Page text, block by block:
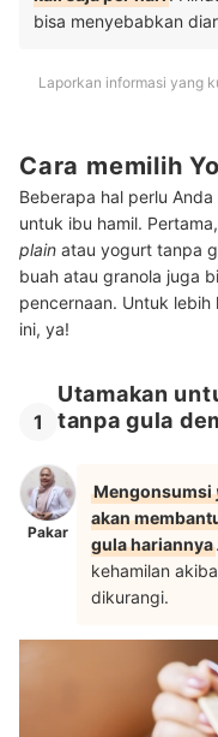
bisa menyebabkan
Laporkan informasi yang
Cara memilih
Beberapa hal perlu
untuk ibu hamil.
plain atau yogurt tanpa
buah atau granola juga
pencernaan. Untuk
ini, ya!
1
Utamakan
tanpa gula
Pakar
Mengonsumsi
akan
gula hariannya
kehamilan
dikurangi.